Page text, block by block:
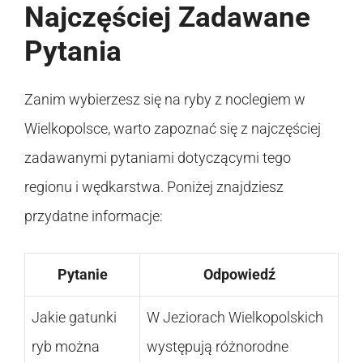
Najczęściej Zadawane
Pytania
Zanim wybierzesz się na ryby z noclegiem w
Wielkopolsce, warto zapoznać się z najczęściej
zadawanymi pytaniami dotyczącymi tego
regionu i wędkarstwa. Poniżej znajdziesz
przydatne informacje:
Pytanie Odpowiedź
Jakie gatunki
ryb można
W Jeziorach Wielkopolskich
występują różnorodne